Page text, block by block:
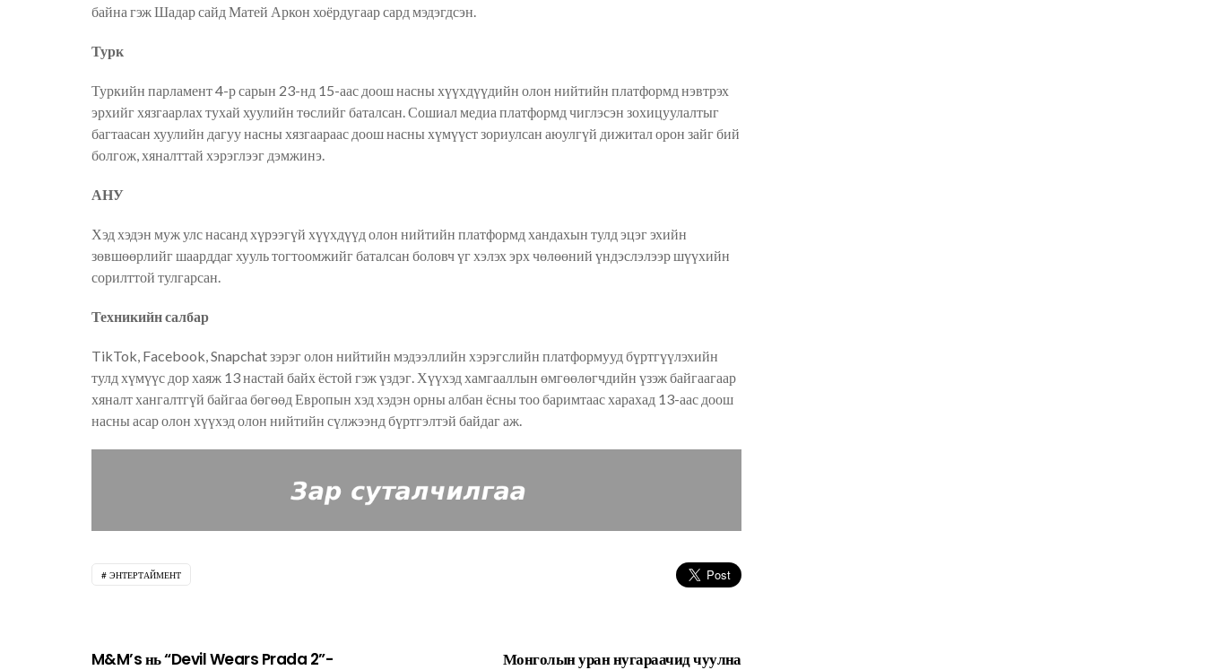
байна гэж Шадар сайд Матей Аркон хоёрдугаар сард мэдэгдсэн.
Турк
Туркийн парламент 4-р сарын 23-нд 15-аас доош насны хүүхдүүдийн олон нийтийн платформднэвтрэх
эрхийг хязгаарлах тухай хуулийн төслийг баталсан. Сошиал медиа платформд чиглэсэн зохицуулалтыг
багтаасан хуулийн дагуу насны хязгаараас доош насны хүмүүст зориулсан аюулгүй дижитал орон зайг бий
болгож, хяналттай хэрэглээг дэмжинэ.
АНУ
Хэд хэдэн муж улс насанд хүрээгүй хүүхдүүд олон нийтийн платформдхандахын тулд эцэг эхийн
зөвшөөрлийг шаарддаг хууль тогтоомжийг баталсан боловч үг хэлэх эрх чөлөөний үндэслэлээр шүүхийн
сорилттой тулгарсан.
Техникийн салбар
TikTok, Facebook, Snapchat зэрэг олон нийтийн мэдээллийн хэрэгслийн платформууд бүртгүүлэхийн
тулд хүмүүс дор хаяж 13 настай байх ёстой гэж үздэг. Хүүхэд хамгааллын өмгөөлөгчдийн үзэж байгаагаар
хяналт хангалтгүй байгаа бөгөөд Европын хэд хэдэн орны албан ёсны тоо баримтаас харахад 13-аас доош
насны асар олон хүүхэд олон нийтийн сүлжээнд бүртгэлтэй байдагаж.
ЭНТЕРТАЙМЕНТ
M&M’s нь “Devil Wears Prada 2”-
Монголын уран нугараачид чуулна